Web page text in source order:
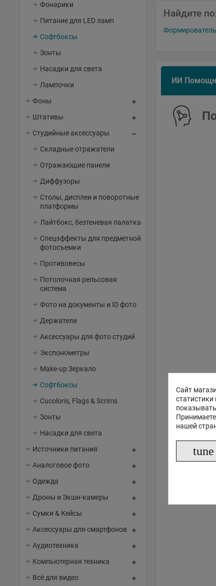
Сайт
нашей
tune
Фонарики
Питание для LED ламп
Софтбоксы
Зонты
Насадки для света
Лампочки
Фоны
Штативы
Студийные аксессуары
Складные отражатели
Отражающие панели
Диффузоры
Столы, дисплеи и поворотные
платформы
Лайтбокс, безтеневая палатка
Спецэффекты для предметной
фотосъемки
Противовесы
Потолочная рельсовая
система
Фото на документы и ID фото
Держатели
Аксессуары для фото студий
Экспонометры
Make-up Зеркало
Софтбоксы
Cucoloris, Flags & Scrims
Зонты
Насадки для света
Источники питания
Аналоговое фото
Одежда
Дроны и Экшн-камеры
Сумки & Кейсы
Аксессуары для смартфонов
Аудиотехника
Компьютерная техника
Всё для видео
Найдите
ИИ